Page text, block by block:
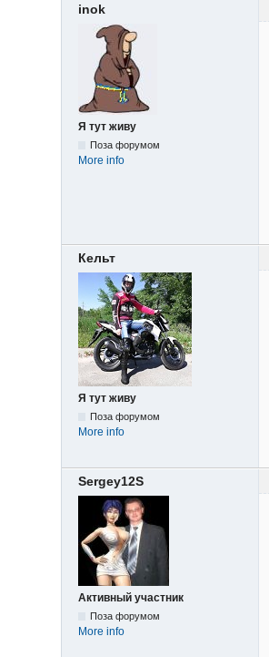
inok
Я тут живу
Поза форумом
More info
Кельт
Я тут живу
Поза форумом
More info
Sergey12S
Активный участник
Поза форумом
More info